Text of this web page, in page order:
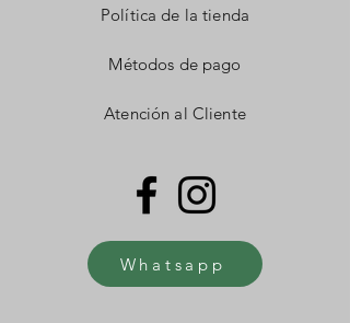
Política de la tienda
Métodos de pago
Atención al Cliente
Whatsapp